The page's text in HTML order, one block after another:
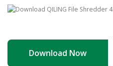
Download Now